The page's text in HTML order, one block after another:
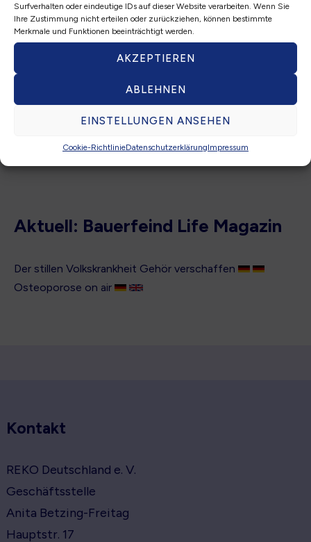
Surfverhalten oder eindeutige IDs auf dieser Website verarbeiten. Wenn Sie
Ihre Zustimmung nicht erteilen oder zurückziehen, können bestimmte
Merkmale und Funktionen beeinträchtigt werden.
AKZEPTIEREN
ABLEHNEN
EINSTELLUNGEN ANSEHEN
Cookie-RichtlinieDatenschutzerklärungImpressum
Jakobstraße 27 – 31, 50678 Köln
09:00 bis 17:00 Uhr
Bund der Osteologen Westfalen-Lippe e.V.
REKO Symposium
Jentschura Akademie, Otto-Hahn-Str. 22, 48161
Münster
Aktuell: Bauerfeind Life Magazin
Der stillen Volkskrankheit Gehör verschaffen
Osteoporose on air
Kontakt
REKO Deutschland e. V.
Geschäftsstelle
Anita Betzing-Freitag
Hauptstr. 17